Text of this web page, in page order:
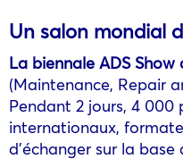
Un salon mondial
La biennale ADS
(Maintenance, Repair
Pendant 2 jours, 4 000
internationaux,
d’échanger sur la